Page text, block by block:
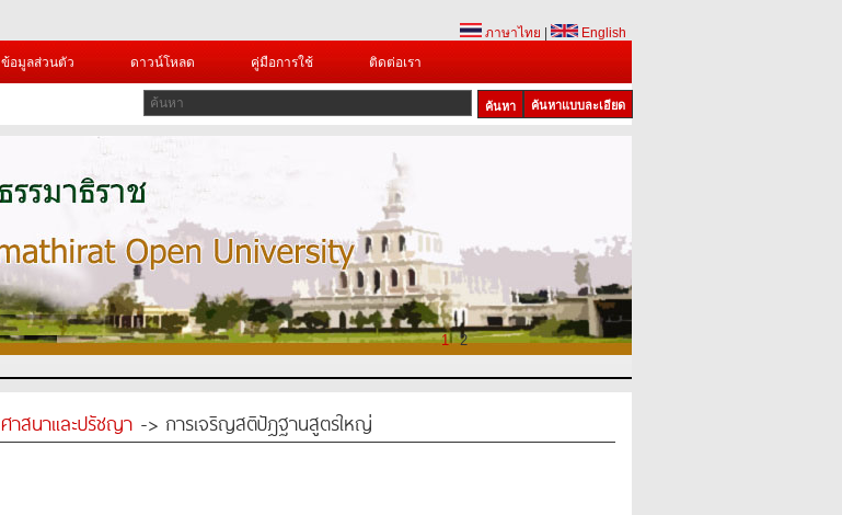
ภาษาไทย
English
ข้อมูลส่วนตัว ดาวน์โหลด คู่มือการใช้ ติดต่อเรา
ค้นหาแบบละเอียด
1 2
ศาสนาและปรัชญา -> การเจริญสติปัฎฐานสูตรใหญ่